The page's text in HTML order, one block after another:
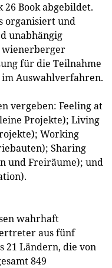
Book abgebildet.
organisiert und
unabhängig
wienerberger
für die Teilnahme
Auswahlverfahren.
vergeben: Feeling at
Projekte); Living
Working
Sharing
und Freiräume); und
wahrhaft
aus fünf
21 Ländern, die von
849